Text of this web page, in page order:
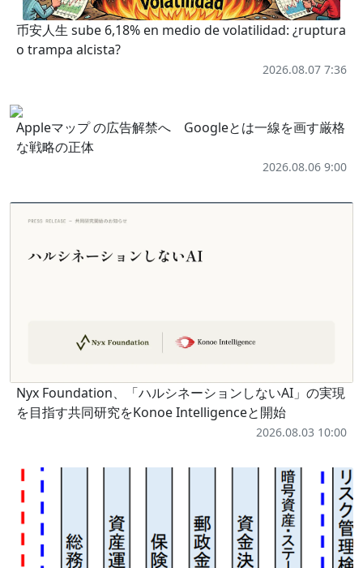
币安人生 sube 6,18% en medio de volatilidad: ¿ruptura
o trampa alcista?
2026.08.07 7:36
Appleマップ の広告解禁へ Googleとは一線を画す厳格
な戦略の正体
2026.08.06 9:00
Nyx Foundation、「ハルシネーションしないAI」の実現
を目指す共同研究をKonoe Intelligenceと開始
2026.08.03 10:00